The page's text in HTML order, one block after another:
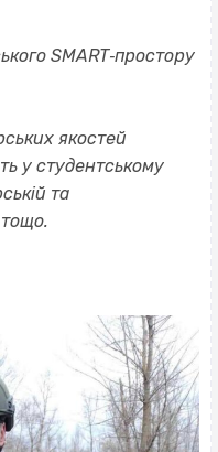
SMART‐простору
якостей
у студентському
та
тощо.